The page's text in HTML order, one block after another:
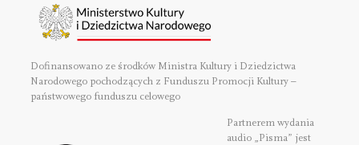
Dofinansowano ze środków Ministra Kultury i Dziedzictwa
Narodowego pochodzących z Funduszu Promocji Kultury –
państwowego funduszu celowego
Partnerem wydania
audio „Pisma” jest